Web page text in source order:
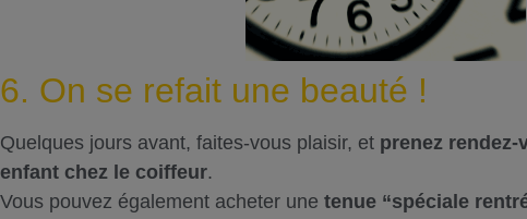
6. On se refait une beauté !
Quelques jours avant, faites-vous plaisir, et prenez
enfant chez le coiffeur.
Vous pouvez également acheter une tenue “spéciale